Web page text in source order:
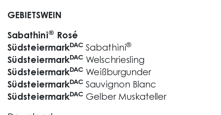
GEBIETSWEIN
Sabathini® Rosé
SüdsteiermarkDAC Sabathini®
SüdsteiermarkDAC Welschriesling
SüdsteiermarkDAC Weißburgunder
SüdsteiermarkDAC Sauvignon Blanc
SüdsteiermarkDAC Gelber Muskateller